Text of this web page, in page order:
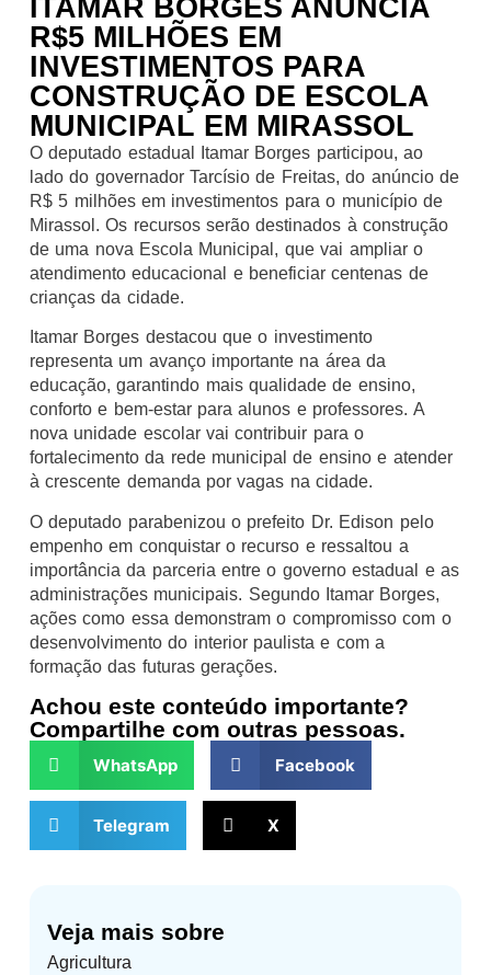
Veja mais sobre
Agricultura
ITAMAR BORGES ANUNCIA
R$5 MILHÕES EM
INVESTIMENTOS PARA
CONSTRUÇÃO DE ESCOLA
MUNICIPAL EM MIRASSOL
O deputado estadual Itamar Borges participou, ao
lado do governador Tarcísio de Freitas, do anúncio de
R$ 5 milhões em investimentos para o município de
Mirassol. Os recursos serão destinados à construção
de uma nova Escola Municipal, que vai ampliar o
atendimento educacional e beneficiar centenas de
crianças da cidade.
Itamar Borges destacou que o investimento
representa um avanço importante na área da
educação, garantindo mais qualidade de ensino,
conforto e bem-estar para alunos e professores. A
nova unidade escolar vai contribuir para o
fortalecimento da rede municipal de ensino e atender
à crescente demanda por vagas na cidade.
O deputado parabenizou o prefeito Dr. Edison pelo
empenho em conquistar o recurso e ressaltou a
importância da parceria entre o governo estadual e as
administrações municipais. Segundo Itamar Borges,
ações como essa demonstram o compromisso com o
desenvolvimento do interior paulista e com a
formação das futuras gerações.
Achou este conteúdo importante?
Compartilhe com outras pessoas.
WhatsApp Facebook
Telegram X